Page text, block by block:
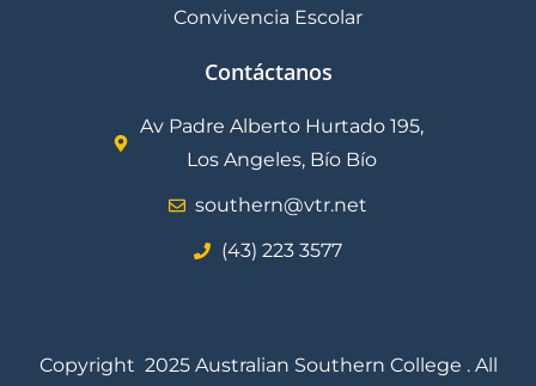
Convivencia Escolar
Contáctanos
Av Padre Alberto Hurtado 195,
Los Angeles, Bío Bío
southern@vtr.net
(43) 223 3577
Copyright 2025 Australian Southern College . All